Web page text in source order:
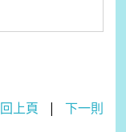
回上頁 | 下一則